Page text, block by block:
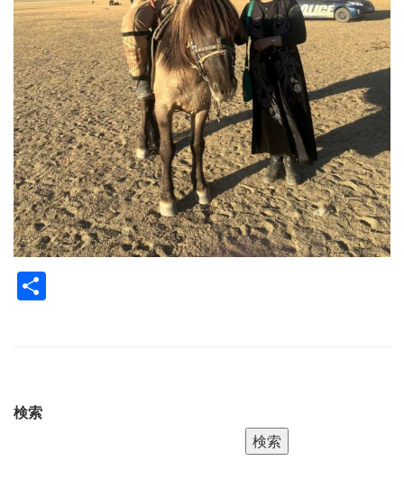
検索
検索